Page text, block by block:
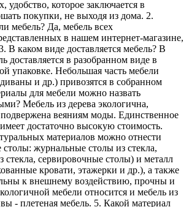
удобство, которое заключается в
покупки, не выходя из дома. 2.
мебель? Да, мебель всех
в нашем интернет-магазине,
В каком виде доставляется мебель? В
доставляется в разобранном виде в
упаковке. Небольшая часть мебели
и др.) привозятся в собранном
для мебели можно назвать
Мебель из дерева экологична,
веяниям моды. Единственное
достаточно высокую стоимость.
материалов можно отнести
столы: журнальные столы из стекла,
стекла, сервировочные столы) и металл
кровати, этажерки и др.), а также
к внешнему воздействию, прочны и
мебели относится и мебель из
- плетеная мебель. 5. Какой материал